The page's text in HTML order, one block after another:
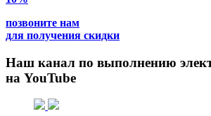
позвоните нам
для получения скидки
Наш канал по выполнению
на YouTube